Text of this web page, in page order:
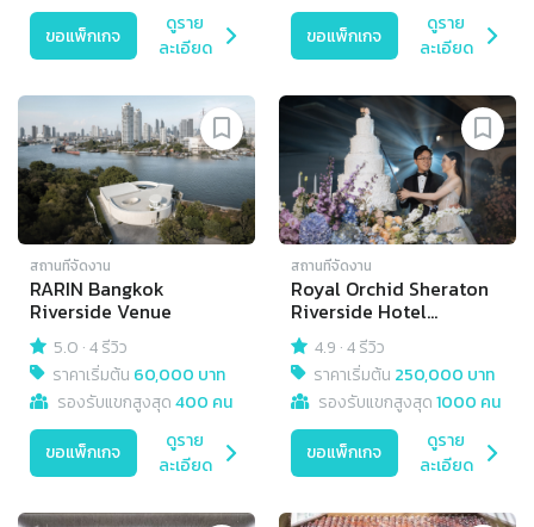
ขอแพ็กเกจ
ดูราย
ละเอียด
ขอแพ็กเกจ
ดูราย
ละเอียด
สถานที่จัดงาน
RARIN Bangkok
Riverside Venue
5.0 ·4 รีวิว
ราคาเริ่มต้น 60,000 บาท
รองรับแขกสูงสุด400 คน
ขอแพ็กเกจ
ดูราย
ละเอียด
สถานที่จัดงาน
Royal Orchid Sheraton
Riverside Hotel
Bangkok
4.9 ·4 รีวิว
ราคาเริ่มต้น 250,000 บาท
รองรับแขกสูงสุด1000 คน
ขอแพ็กเกจ
ดูราย
ละเอียด